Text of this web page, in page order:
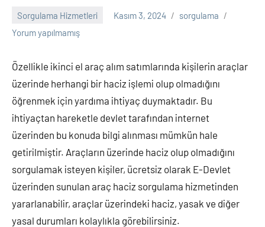
cezası,
plaka
sorgulama,
cezası
sorgulama,
bilet
sorgulama,
sorgulama
gibi
birçok
Sorgulama Hizmetleri Kasım 3, 2024
sorgulama
Yorum yapılmamış
Özellikle ikinci el araç alım satımlarında kişilerin araçlar
üzerinde herhangi bir haciz işlemi olup olmadığını
öğrenmek için yardıma ihtiyaç duymaktadır. Bu
ihtiyaçtan hareketle devlet tarafından internet
üzerinden bu konuda bilgi alınması mümkün hale
getirilmiştir. Araçların üzerinde haciz olup olmadığını
sorgulamak isteyen kişiler, ücretsiz olarak E-Devlet
üzerinden sunulan araç haciz sorgulama hizmetinden
yararlanabilir, araçlar üzerindeki haciz, yasak ve diğer
yasal durumları kolaylıkla görebilirsiniz.